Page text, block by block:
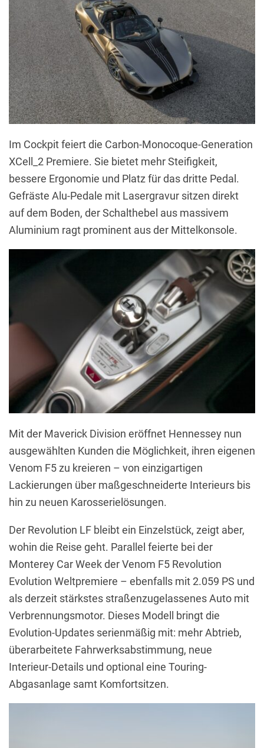
Im Cockpit feiert die Carbon-Monocoque-Generation
XCell_2 Premiere. Sie bietet mehr Steifigkeit,
bessere Ergonomie und Platz für das dritte Pedal.
Gefräste Alu-Pedale mit Lasergravur sitzen direkt
auf dem Boden, der Schalthebel aus massivem
Aluminium ragt prominent aus der Mittelkonsole.
Mit der Maverick Division eröffnet Hennessey nun
ausgewählten Kunden die Möglichkeit, ihren eigenen
Venom F5 zu kreieren – von einzigartigen
Lackierungen über maßgeschneiderte Interieurs bis
hin zu neuen Karosserielösungen.
Der Revolution LF bleibt ein Einzelstück, zeigt aber,
wohin die Reise geht. Parallel feierte bei der
Monterey Car Week der Venom F5 Revolution
Evolution Weltpremiere – ebenfalls mit 2.059 PS und
als derzeit stärkstes straßenzugelassenes Auto mit
Verbrennungsmotor. Dieses Modell bringt die
Evolution-Updates serienmäßig mit: mehr Abtrieb,
überarbeitete Fahrwerksabstimmung, neue
Interieur-Details und optional eine Touring-
Abgasanlage samt Komfortsitzen.